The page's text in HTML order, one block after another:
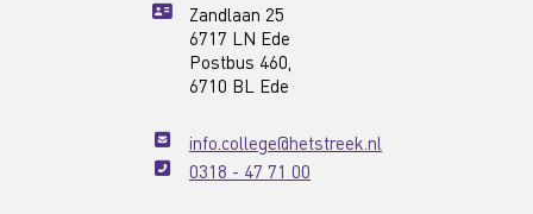
Zandlaan 25
6717 LN Ede
Postbus 460,
6710 BL Ede
info.college@hetstreek.nl
0318 - 47 71 00